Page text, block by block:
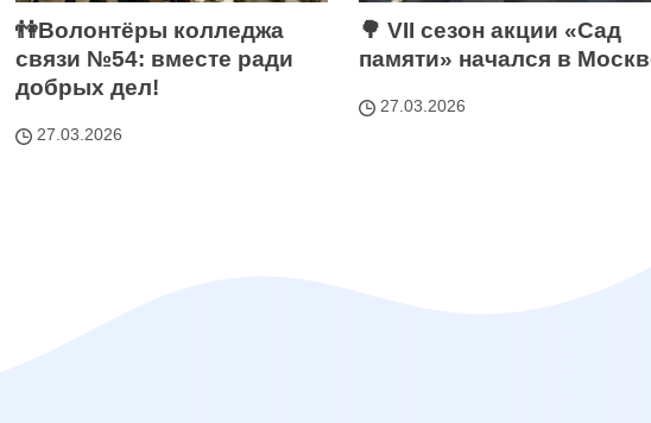
👫Волонтёры колледжа
связи №54: вместе ради
добрых дел!
27.03.2026
🌳 VII сезон акции «Сад
памяти» начался в
27.03.2026